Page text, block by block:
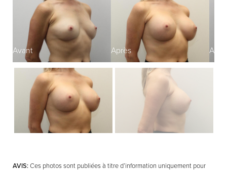
Avant Après
AVIS:Ces photos sont publiées à titre d’information uniquement pour